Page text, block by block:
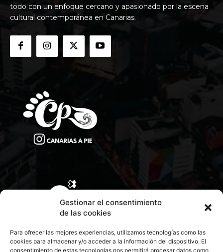
Gestionar el consentimiento
de las cookies
Para ofrecer las mejores experiencias, utilizamos tecnologías como las
cookies para almacenar y/o acceder a la información del dispositivo. El
consentimiento de estas tecnologías nos permitirá procesar datos como
todo con un enfoque cercano y apasionado por la escena
cultural contemporánea en Canarias.